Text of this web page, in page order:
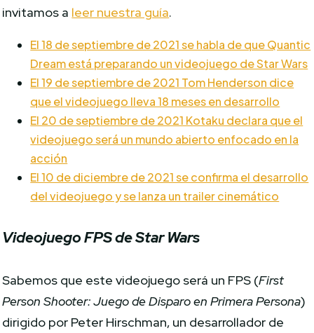
invitamos a leer nuestra guía.
El 18 de septiembre de 2021 se habla de que Quantic
Dream está preparando un videojuego de Star Wars
El 19 de septiembre de 2021 Tom Henderson dice
que el videojuego lleva 18 meses en desarrollo
El 20 de septiembre de 2021 Kotaku declara que el
videojuego será un mundo abierto enfocado en la
acción
El 10 de diciembre de 2021 se confirma el desarrollo
del videojuego y se lanza un trailer cinemático
Videojuego FPS de Star Wars
Sabemos que este videojuego será un FPS (First
Person Shooter: Juego de Disparo en Primera Persona)
dirigido por Peter Hirschman, un desarrollador de